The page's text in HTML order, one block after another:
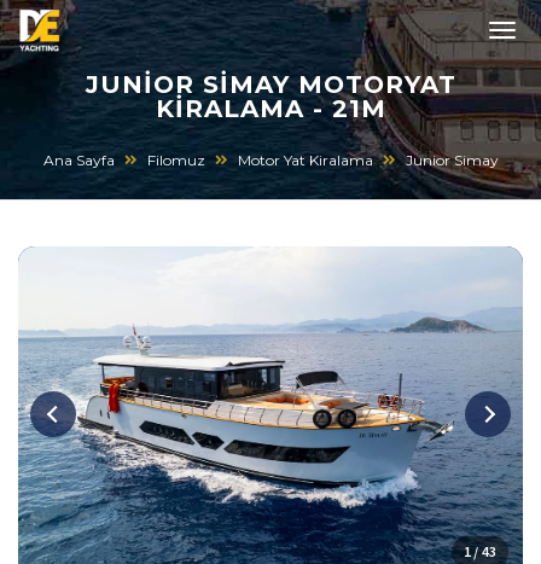
JUNIOR SIMAY MOTORYAT
KIRALAMA - 21M
Ana Sayfa Filomuz Motor Yat Kiralama Junior Simay
1 / 43